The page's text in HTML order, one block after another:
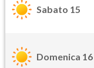
Sabato 15
Domenica 16